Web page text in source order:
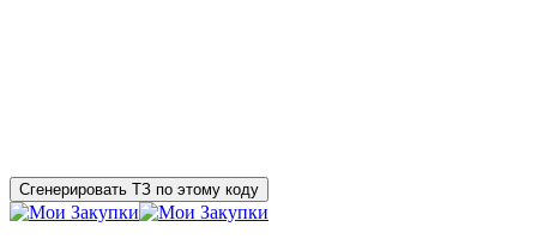
Сгенерировать ТЗ по этому коду